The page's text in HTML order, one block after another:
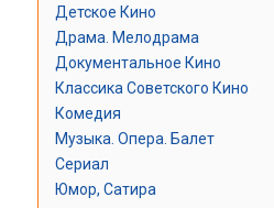
Детское Кино
Драма. Мелодрама
Документальное Кино
Классика Советского Кино
Комедия
Музыка. Опера. Балет
Сериал
Юмор, Сатира